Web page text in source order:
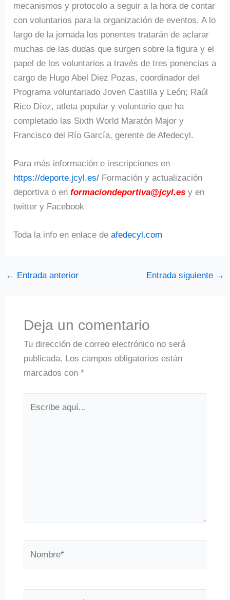
mecanismos y protocolo a seguir a la hora de contar
con voluntarios para la organización de eventos. A lo
largo de la jornada los ponentes tratarán de aclarar
muchas de las dudas que surgen sobre la figura y el
papel de los voluntarios a través de tres ponencias a
cargo de Hugo Abel Diez Pozas, coordinador del
Programa voluntariado Joven Castilla y León; Raúl
Rico Díez, atleta popular y voluntario que ha
completado las Sixth World Maratón Major y
Francisco del Río García, gerente de Afedecyl.
Para más información e inscripciones en
https://deporte.jcyl.es/ Formación y actualización
deportiva o enformaciondeportiva@jcyl.es y en
twitter y Facebook
Toda la info en enlace deafedecyl.com
← Entrada anterior Entrada siguiente →
Deja un comentario
Tu dirección de correo electrónico no será
publicada. Los campos obligatorios están
marcados con *